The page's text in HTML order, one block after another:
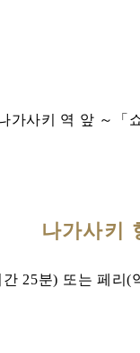
가사키 역 앞 ～
나가사키
25분) 또는 페리